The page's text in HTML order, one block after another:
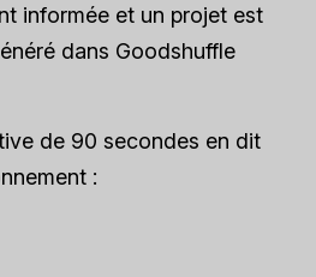
informée et un projet est
dans Goodshuffle
de 90 secondes en dit
: